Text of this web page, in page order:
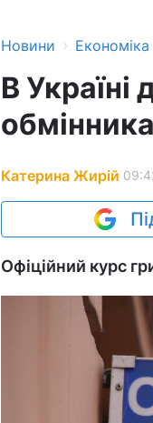
Новини › Економіка
В
Катерина Жирій
Офіційний курс